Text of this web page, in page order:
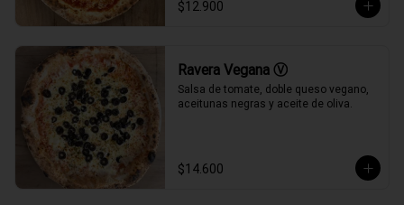
$12.900
Ravera Vegana Ⓥ
Salsa de tomate, doble queso vegano,
aceitunas negras y aceite de oliva.
$14.600